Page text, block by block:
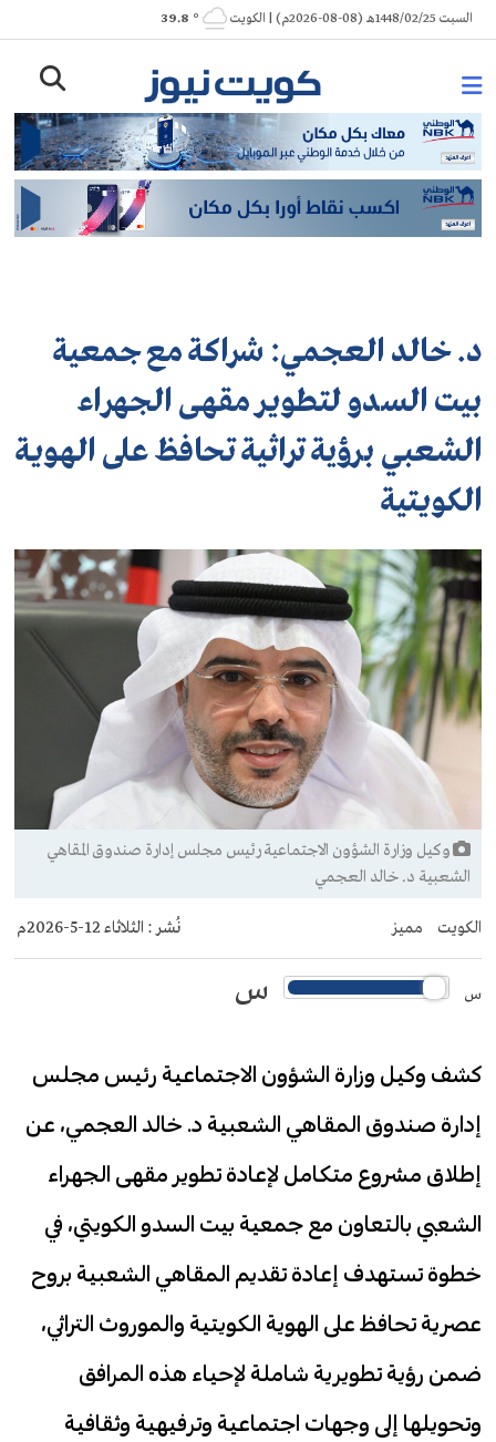
Skip
to
السبت 1448/02/25هـ (08-08-2026م) | الكويت ° 39.8
د. خالد العجمي: شراكة مع جمعية
بيت السدو لتطوير مقهى الجهراء
الشعبي برؤية تراثية تحافظ على الهوية
الكويتية
وكيل وزارة الشؤون الاجتماعية رئيس مجلس إدارة صندوق المقاهي
الشعبية د. خالد العجمي
الكويت مميز نُشر : الثلاثاء 12-5-2026م
س س
كشف وكيل وزارة الشؤون الاجتماعية رئيس مجلس
إدارة صندوق المقاهي الشعبية د. خالد العجمي، عن
إطلاق مشروع متكامل لإعادة تطوير مقهى الجهراء
الشعبي بالتعاون مع جمعية بيت السدو الكويتي، في
خطوة تستهدف إعادة تقديم المقاهي الشعبية بروح
عصرية تحافظ على الهوية الكويتية والموروث التراثي،
ضمن رؤية تطويرية شاملة لإحياء هذه المرافق
وتحويلها إلى وجهات اجتماعية وترفيهية وثقافية